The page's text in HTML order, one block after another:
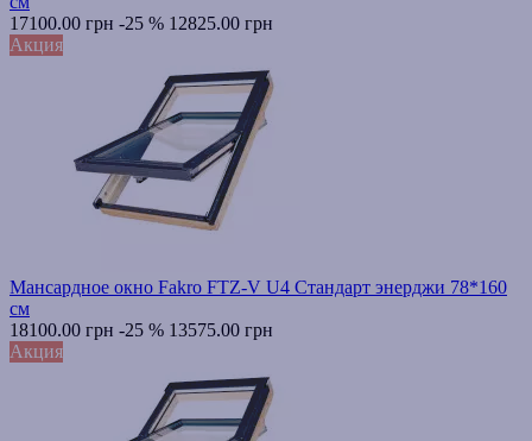
17100.00 грн -25 % 12825.00 грн
Акция
Мансардное окно Fakro FTZ-V U4 Стандарт энерджи 78*160
см
18100.00 грн -25 % 13575.00 грн
Акция